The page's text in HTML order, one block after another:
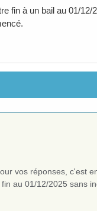
fin à un bail au 01/
vos réponses, c'est
au 01/12/2025 sans